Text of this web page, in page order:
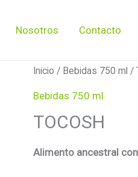
Nosotros Contacto
Inicio / Bebidas 750 ml /
Bebidas 750 ml
TOCOSH
Alimento ancestral